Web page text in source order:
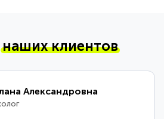
наших клиентов
Александровна